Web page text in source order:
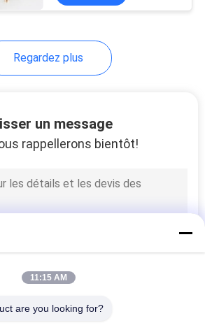
matérielle de
de bande
Regardez plus
un message
rappellerons bientôt!
11:15 AM
are you looking for?